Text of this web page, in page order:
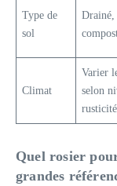
Type de
sol
Drainé,
Climat
Varier
selon
rusticité
Quel rosier
grandes